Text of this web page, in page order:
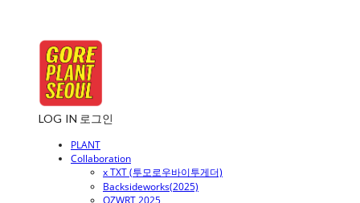
LOG IN 로그인
PLANT
Collaboration
x TXT (투모로우바이투게더)
Backsideworks(2025)